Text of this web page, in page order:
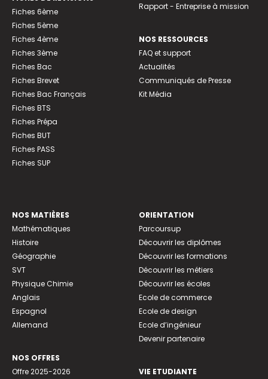
Fiches 6ème
Fiches 5ème
Fiches 4ème
Fiches 3ème
Fiches Bac
Fiches Brevet
Fiches Bac Français
Fiches BTS
Fiches Prépa
Fiches BUT
Fiches PASS
Fiches SUP
Rapport - Entreprise à mission
NOS RESSOURCES
FAQ et support
Actualités
Communiqués de Presse
Kit Média
NOS MATIÈRES
Mathématiques
Histoire
Géographie
SVT
Physique Chimie
Anglais
Espagnol
Allemand
NOS OFFRES
Offre 2025-2026
ORIENTATION
Parcoursup
Découvrir les diplômes
Découvrir les formations
Découvrir les métiers
Découvrir les écoles
Ecole de commerce
Ecole de design
Ecole d’ingénieur
Devenir partenaire
VIE ETUDIANTE